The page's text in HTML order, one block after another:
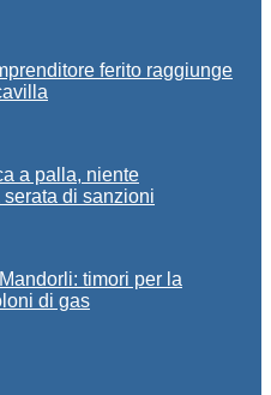
ferito raggiunge
a palla, niente
di sanzioni
timori per la
di gas